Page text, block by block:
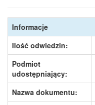
Informacje
Ilość odwiedzin:
Podmiot
udostępniający:
Nazwa dokumentu: